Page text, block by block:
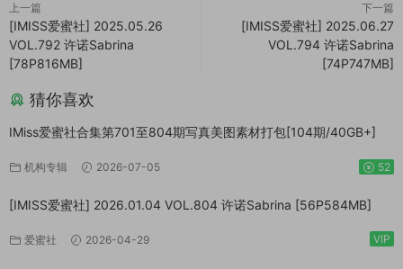
上一篇
[IMISS爱蜜社] 2025.05.26
VOL.792 许诺Sabrina
[78P816MB]
下一篇
[IMISS爱蜜社] 2025.06.27
VOL.794 许诺Sabrina
[74P747MB]
猜你喜欢
IMiss爱蜜社合集第701至804期写真美图素材打包[104期/40GB+]
机构专辑 2026-07-05 52
[IMISS爱蜜社] 2026.01.04 VOL.804 许诺Sabrina [56P584MB]
爱蜜社 2026-04-29 VIP